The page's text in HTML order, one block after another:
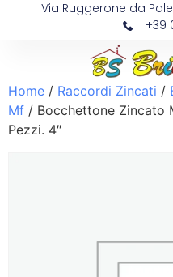
Via Ruggerone da
+39
Home / Raccordi Zincati /
Mf / Bocchettone Zincato
Pezzi. 4″